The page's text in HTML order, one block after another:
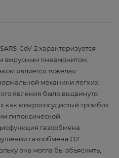
CoV-2 характеризуется
вирусным пневмонитом.
является тяжелая
механики легких.
явления было выдвинуто
как микрососудистый тромбоз
гипоксической
газообмена
газообмена O2
она могла бы объяснить,